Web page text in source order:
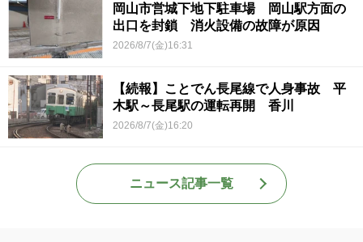
岡山市営城下地下駐車場 岡山駅方面の
出口を封鎖 消火設備の故障が原因
2026/8/7(金)16:31
【続報】ことでん長尾線で人身事故 平
木駅～長尾駅の運転再開 香川
2026/8/7(金)16:20
ニュース記事一覧